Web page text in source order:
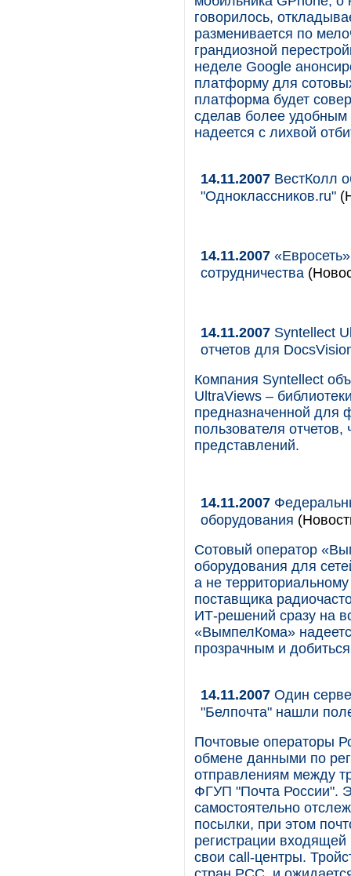
говорилось,
разменивается по
грандиозной
неделе Google
платформу для
платформа будет
сделав более удобным
надеется с лихвой
14.11.2007 ВестКолл
"Одноклассников.ru"
14.11.2007
сотрудничества
14.11.2007 Syntellect
отчетов для
Компания Syntellect
UltraViews –
предназначенной для
пользователя
представлений.
14.11.2007
оборудования
Сотовый оператор
оборудования для
а не
поставщика
ИТ-решений сразу на
«ВымпелКома»
прозрачным и
14.11.2007 Один
"Белпочта" нашли
Почтовые операторы
обмене данными по
отправлениям между
ФГУП "Почта России".
самостоятельно
посылки, при этом
регистрации
свои call-центры.